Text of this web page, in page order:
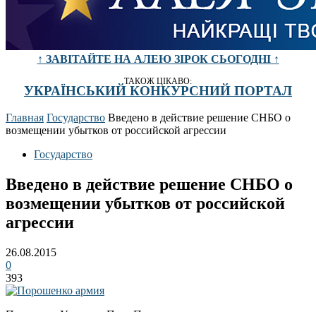
↑ ЗАВІТАЙТЕ НА АЛЕЮ ЗІРОК СЬОГОДНІ ↑
ТАКОЖ ЦІКАВО:
УКРАЇНСЬКИЙ КОНКУРСНИЙ ПОРТАЛ
Главная Государство Введено в действие решение СНБО о
возмещении убытков от российской агрессии
Государство
Введено в действие решение СНБО о
возмещении убытков от российской
агрессии
26.08.2015
0
393